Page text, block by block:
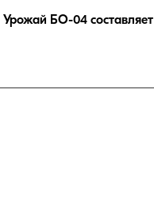
Урожай БО-04 составляет